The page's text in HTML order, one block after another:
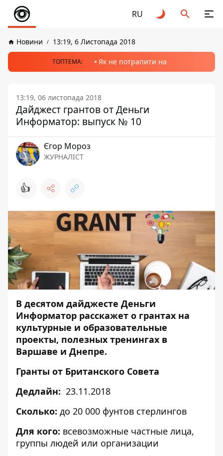
RU
Новини 13:19, 6 Листопада 2018
ТОПТЕМА: Як не потрапити на
13:19, 06 листопада 2018
Дайджест грантов от Деньги
Информатор: выпуск № 10
Єгор Мороз
ЖУРНАЛІСТ
👍
В десятом дайджесте Деньги
Информатор расскажет о грантах на
культурные и образовательные
проекты, полезных тренингах в
Варшаве и Днепре.
Гранты от Британского Совета
Дедлайн: 23.11.2018
Сколько: до 20 000 фунтов стерлингов
Для кого: всевозможные частные лица,
группы людей или организации